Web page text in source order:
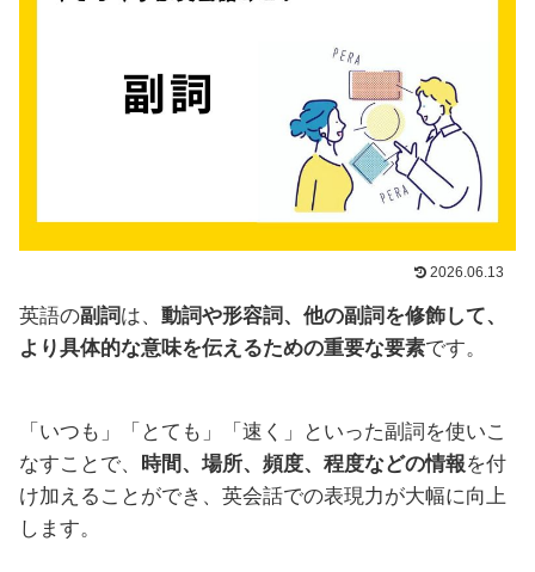
2026.06.13
英語の副詞は、 動詞や形容詞、他の副詞を修飾して、
より具体的な意味を伝えるための重要な要素です。
「いつも」「とても」「速く」といった副詞を使いこ
なすことで、
時間、場所、頻度、程度などの情報を付
け加えることができ、英会話での表現力が大幅に向上
します。